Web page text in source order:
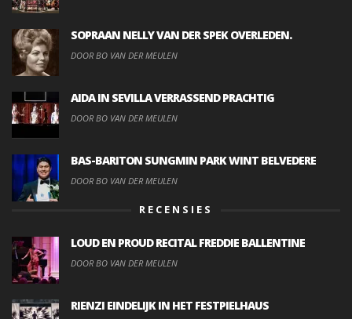
SOPRAAN NELLY VAN DER SPEK OVERLEDEN.
DOOR BO VAN DER MEULEN
AIDA IN SEVILLA VERRASSEND PRACHTIG
DOOR BO VAN DER MEULEN
BAS-BARITON SUNGMIN PARK WINT BELVEDERE
DOOR BO VAN DER MEULEN
RECENSIES
LOUD EN PROUD RECITAL FREDDIE BALLENTINE
DOOR BO VAN DER MEULEN
RIENZI EINDELIJK IN HET FESTPIELHAUS